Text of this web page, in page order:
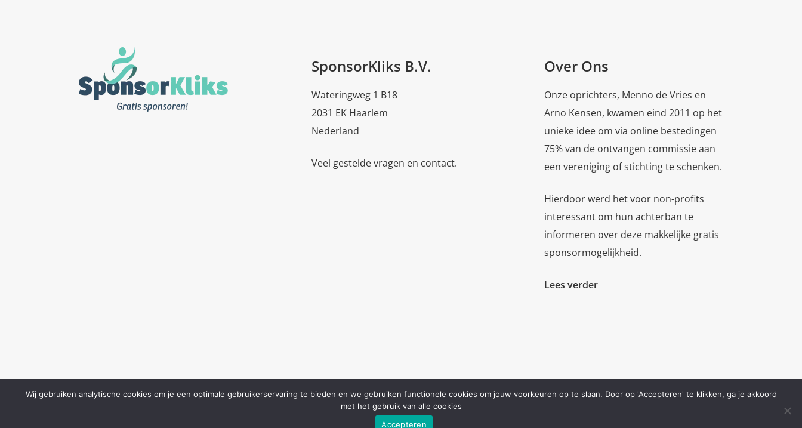
SponsorKliks B.V.
Wateringweg 1 B18
2031 EK Haarlem
Nederland
Veel gestelde vragen en contact.
Over Ons
Onze oprichters, Menno de Vries en
Arno Kensen, kwamen eind 2011 op het
unieke idee om via online bestedingen
75% van de ontvangen commissie aan
een vereniging of stichting te schenken.
Hierdoor werd het voor non-profits
interessant om hun achterban te
informeren over deze makkelijke gratis
sponsormogelijkheid.
Lees verder
Wij gebruiken analytische cookies om je een optimale gebruikerservaring te bieden en we gebruiken functionele cookies om jouw voorkeuren op te slaan. Door op 'Accepteren' te klikken, ga je akkoord
met het gebruik van alle cookies
Accepteren